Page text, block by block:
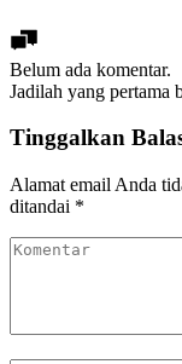
Belum ada komentar.
Jadilah yang pertama
Tinggalkan
Alamat email Anda
ditandai *